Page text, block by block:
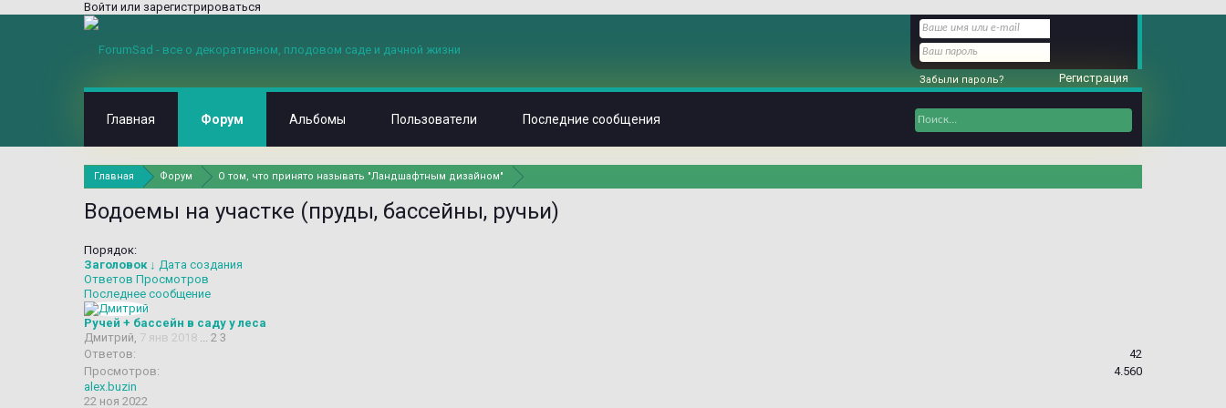
Войти или зарегистрироваться
Главная Форум О том, что принято называть "Ландшафтным дизайном"
Водоемы на участке (пруды, бассейны, ручьи)
Порядок:
Заголовок ↓ Дата создания
Ответов Просмотров
Последнее сообщение
Ручей + бассейн в саду у леса
Дмитрий, 7 янв 2018 ... 2 3
Ответов:
42
Просмотров:
4.560
alex.buzin
22 ноя 2022
Забыли пароль? Регистрация
Главная Форум Альбомы Пользователи Последние сообщения